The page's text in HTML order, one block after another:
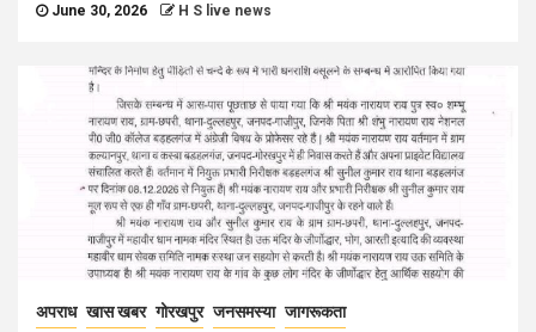
June 30, 2026 H S live news
अपराध खास खबर गोरखपुर जनसमस्या जागरूकता